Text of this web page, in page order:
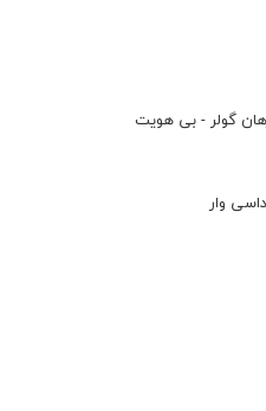
گولر - بی هویت
وار